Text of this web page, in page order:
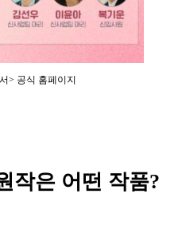
> 공식 홈페이지
작은 어떤 작품?